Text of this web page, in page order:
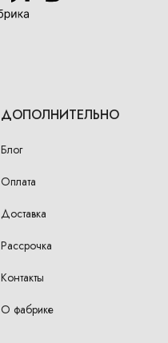
ДОПОЛНИТЕЛЬНО
Блог
Оплата
Доставка
Рассрочка
Контакты
О фабрике